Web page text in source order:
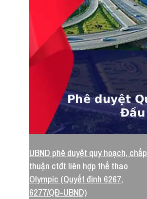
UBND phê duyệt quy hoạch, chấp
thuận ctđt liên hợp thể thao
Olympic (Quyết định 6267,
6277/QĐ-UBND)